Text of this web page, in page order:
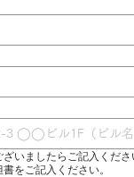
いましたらご記入くだ
をご記入ください。